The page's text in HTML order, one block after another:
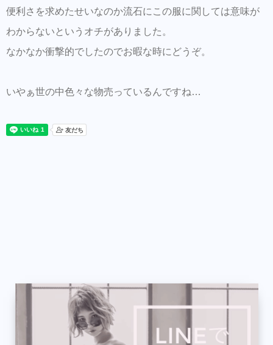
便利さを求めたせいなのか流石にこの服に関しては意味が
わからないというオチがありました。
なかなか衝撃的でしたのでお暇な時にどうぞ。
いやぁ世の中色々な物売っているんですね…